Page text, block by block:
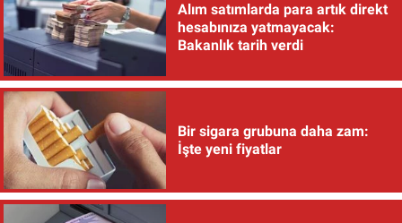
Alım satımlarda para artık direkt
hesabınıza yatmayacak:
Bakanlık tarih verdi
Bir sigara grubuna daha zam:
İşte yeni fiyatlar